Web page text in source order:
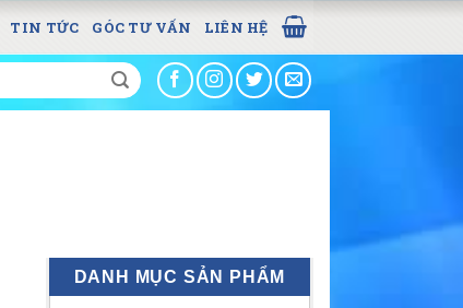
TIN TỨC GÓC TƯ VẤN LIÊN HỆ
DANH MỤC SẢN PHẨM